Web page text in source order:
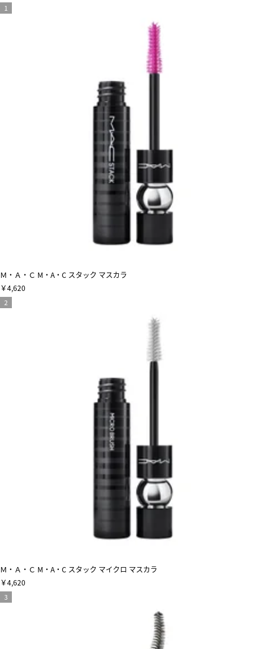
Ｍ・Ａ・Ｃ M・A・C スタック マスカラ
￥4,620
Ｍ・Ａ・Ｃ M・A・C スタック マイクロ マスカラ
￥4,620